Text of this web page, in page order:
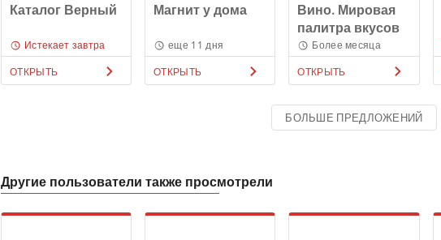
Каталог Верный
Истекает завтра
ОТКРЫТЬ
Магнит у дома
еще 11 дня
ОТКРЫТЬ
Вино. Мировая
палитра вкусов
Более месяца
ОТКРЫТЬ
БОЛЬШЕ ПРЕДЛОЖЕНИЙ
Другие пользователи также просмотрели